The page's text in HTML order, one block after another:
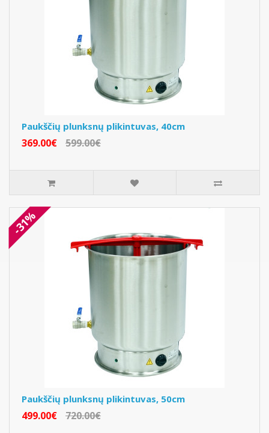
Paukščių plunksnų plikintuvas, 40cm
369.00€ 599.00€
-31%
Paukščių plunksnų plikintuvas, 50cm
499.00€ 720.00€